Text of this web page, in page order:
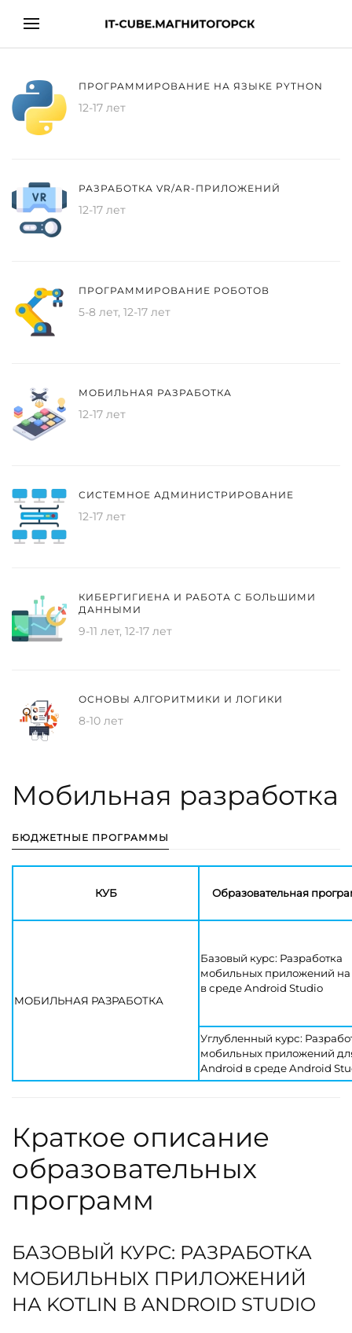
ПРОГРАММИРОВАНИЕ НА ЯЗЫКЕ PYTHON
12-17 лет
РАЗРАБОТКА VR/AR-ПРИЛОЖЕНИЙ
12-17 лет
ПРОГРАММИРОВАНИЕ РОБОТОВ
5-8 лет, 12-17 лет
МОБИЛЬНАЯ РАЗРАБОТКА
12-17 лет
СИСТЕМНОЕ АДМИНИСТРИРОВАНИЕ
12-17 лет
КИБЕРГИГИЕНА И РАБОТА С БОЛЬШИМИ
ДАННЫМИ
9-11 лет, 12-17 лет
ОСНОВЫ АЛГОРИТМИКИ И ЛОГИКИ
8-10 лет
Мобильная разработка
БЮДЖЕТНЫЕ ПРОГРАММЫ
КУБ Образовательная
МОБИЛЬНАЯ РАЗРАБОТКА
Базовый курс: Разработка
мобильных приложений
в среде Android Studio
Углубленный курс:
мобильных приложений
Android в среде Android
Краткое описание
образовательных
программ
БАЗОВЫЙ КУРС: РАЗРАБОТКА
МОБИЛЬНЫХ ПРИЛОЖЕНИЙ
НА KOTLIN В ANDROID STUDIO